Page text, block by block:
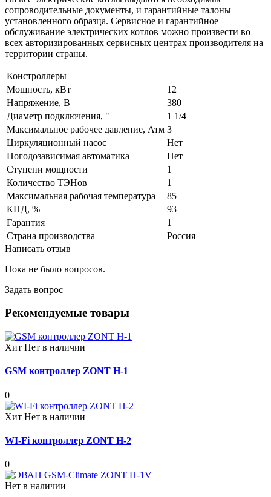
сопроводительные документы, и гарантийные талоны
установленного образца. Сервисное и гарантийное
обслуживание электрических котлов можно произвести во
всех авторизированных сервисных центрах производителя на
территории страны.
Констроллеры
Мощность, кВт
12
Напряжение, В
380
Диаметр подключения, "
1 1/4
Максимальное рабочее давление, Атм 3
Циркуляционный насос
Нет
Погодозависимая автоматика
Нет
Ступени мощности
1
Количество ТЭНов
1
Максимальная рабочая температура
85
КПД, %
93
Гарантия
1
Страна производства
Россия
Написать отзыв
Пока не было вопросов.
Задать вопрос
Рекомендуемые товары
Хит Нет в наличии
GSM контроллер ZONT H-1
0
Хит Нет в наличии
WI-Fi контроллер ZONT H-2
0
Нет в наличии